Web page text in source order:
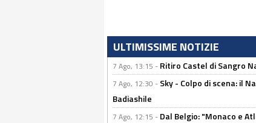
ULTIMISSIME NOTIZIE
7 Ago, 13:15 - Ritiro Castel di Sangro
7 Ago, 12:30 - Sky - Colpo di scena: il
Badiashile
7 Ago, 12:15 - Dal Belgio: "Monaco e